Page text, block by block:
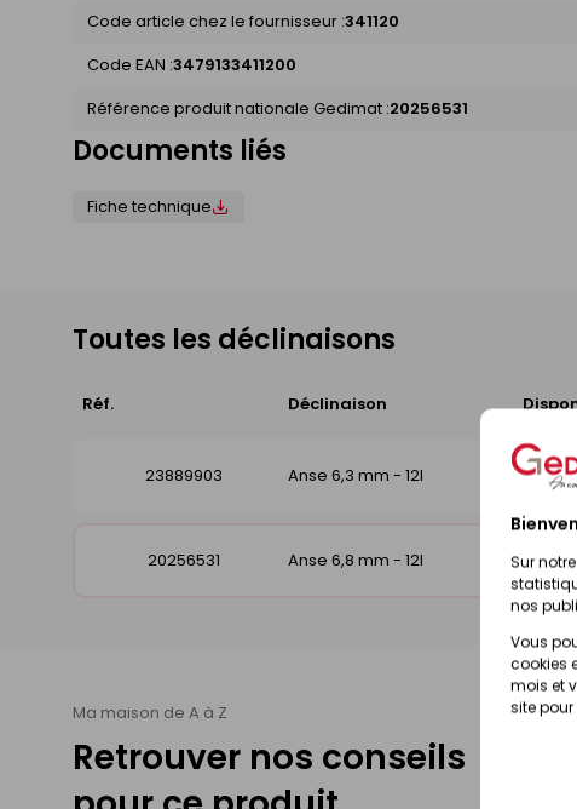
Sur
nos
Vous
cookies
mois et
site
Code article chez le fournisseur :341120
Code EAN :3479133411200
Référence produit nationale Gedimat :20256531
Documents liés
Fiche technique
Toutes les déclinaisons
Réf. Déclinaison
23889903 Anse 6,3 mm - 12l
20256531
Anse 6,8 mm - 12l
Ma maison de A à Z
Retrouver nos conseils